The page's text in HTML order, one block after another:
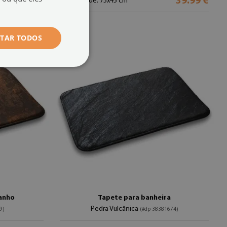
Tapete para banheira
Pedra Vulcânica (#dp-38381674)
TODOS